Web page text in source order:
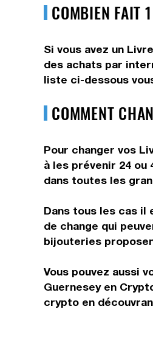
COMBIEN FAIT
Si vous avez un
des achats par
liste ci-dessous
COMMENT
Pour changer vos
à les prévenir 24 ou
dans toutes les
Dans tous les cas il
de change qui
bijouteries
Vous pouvez aussi
Guernesey en
crypto en